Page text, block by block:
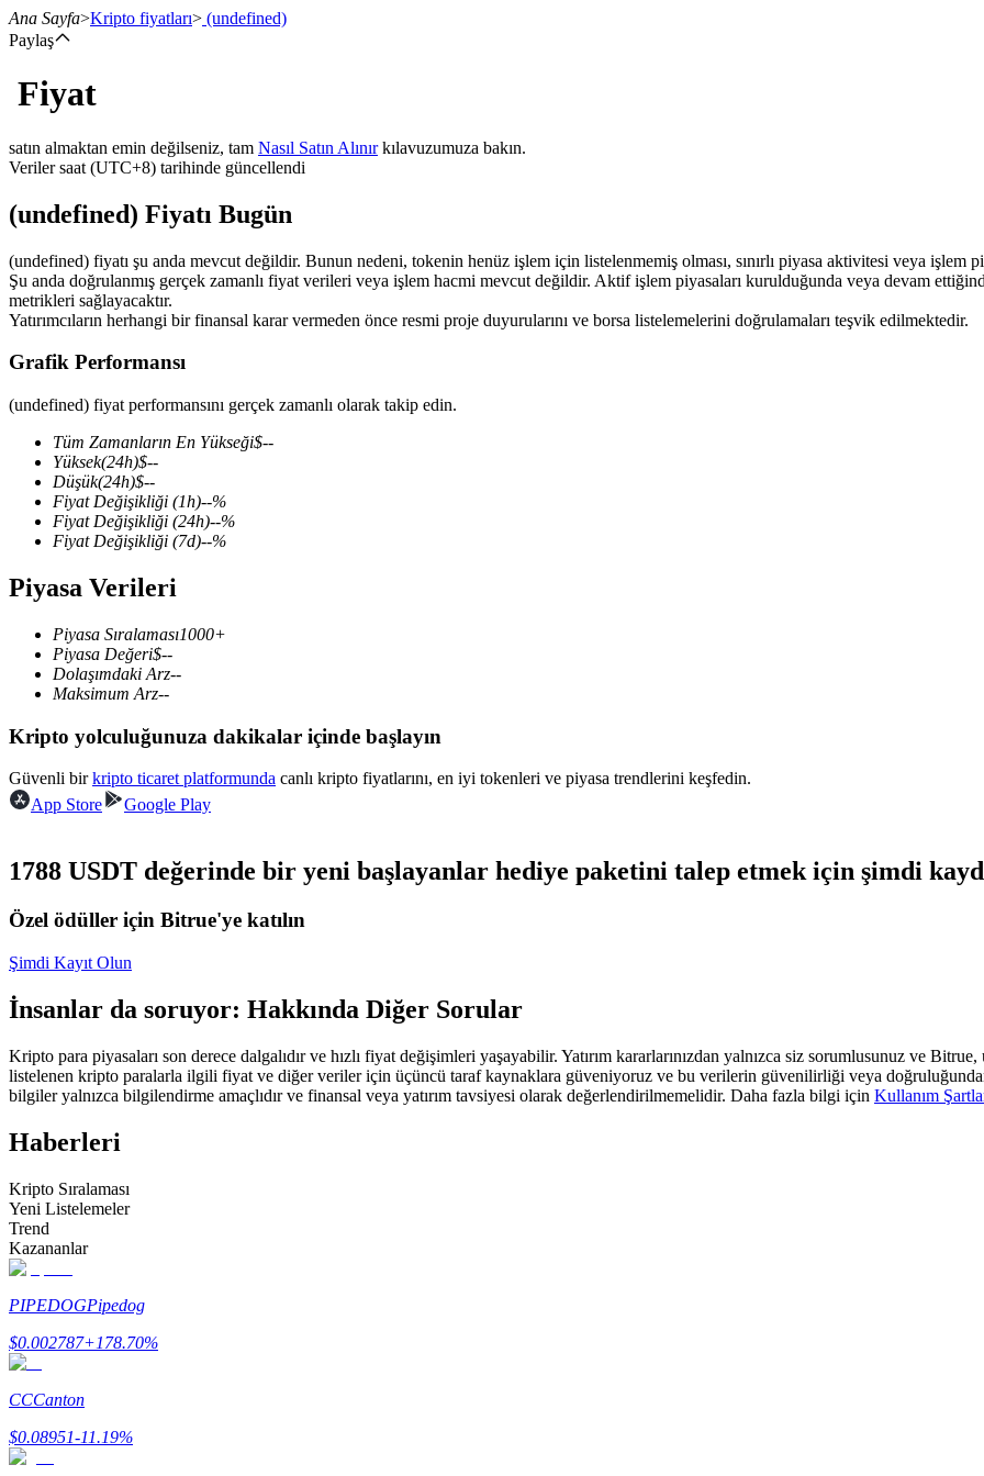
Vadeli İşlemler
USDT Vadeli İşlemleri
Teminat olarak USDT kullanan vadeli işlemler
COIN-M Vadeli İşlemleri
Kripto Para Vadeli İşlemleri
Hisse senetleri, döviz, değerli metaller ve emtia türevleri
USDC Vadeli İşlemleri
USDC'yi teminat olarak kullanan vadeli işlemler
Ana Sayfa>Kripto fiyatları> (undefined)
Paylaş
Fiyat
satın almaktan emin değilseniz, tam Nasıl Satın Alınırkılavuzumuza bakın.
Veriler saat (UTC+8) tarihinde güncellendi
(undefined) Fiyatı Bugün
(undefined) fiyatı şu anda mevcut değildir. Bunun nedeni, tokenin henüz işlem için listelenmemiş olması, sınırlı piyasa aktivitesi veya işlem
Şu anda doğrulanmış gerçek zamanlı fiyat verileri veya işlem hacmi mevcut değildir. Aktif işlem piyasaları kurulduğunda veya devam
metrikleri sağlayacaktır.
Yatırımcıların herhangi bir finansal karar vermeden önce resmi proje duyurularını ve borsa listelemelerini doğrulamaları teşvik edilmektedir.
Grafik Performansı
(undefined) fiyat performansını gerçek zamanlı olarak takip edin.
Tüm Zamanların En Yükseği$--
Yüksek(24h)$--
Düşük(24h)$--
Fiyat Değişikliği (1h)--%
Fiyat Değişikliği (24h)--%
Fiyat Değişikliği (7d)--%
Piyasa Verileri
Piyasa Sıralaması1000+
Piyasa Değeri$--
Dolaşımdaki Arz--
Maksimum Arz--
Kripto yolculuğunuza dakikalar içinde başlayın
Güvenli birkripto ticaret platformunda canlı kripto fiyatlarını, en iyi tokenleri ve piyasa trendlerini keşfedin.
App Store
Google Play
1788 USDT değerinde bir yeni başlayanlar hediye paketini talep etmek için şimdi
Özel ödüller için Bitrue'ye katılın
Şimdi Kayıt Olun
İnsanlar da soruyor: Hakkında Diğer Sorular
Kripto para piyasaları son derece dalgalıdır ve hızlı fiyat değişimleri yaşayabilir. Yatırım kararlarınızdan yalnızca siz sorumlusunuz ve
listelenen kripto paralarla ilgili fiyat ve diğer veriler için üçüncü taraf kaynaklara güveniyoruz ve bu verilerin güvenilirliği veya
bilgiler yalnızca bilgilendirme amaçlıdır ve finansal veya yatırım tavsiyesi olarak değerlendirilmemelidir. Daha fazla bilgi için Kullanım
Haberleri
Kripto Sıralaması
Yeni Listelemeler
Trend
Kazananlar
PIPEDOGPipedog
$0.002787+178.70%
CCCanton
$0.08951-11.19%